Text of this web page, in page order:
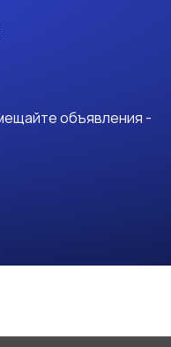
объявления -